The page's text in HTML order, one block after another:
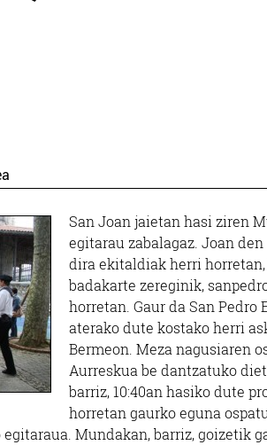
San Joan jaietan hasi ziren
egitarau zabalagaz. Joan
dira ekitaldiak herri
badakarte zereginik,
horretan. Gaur da San Pedro
aterako dute kostako herri
Bermeon. Meza nagusiaren
Aurreskua be dantzatuko
barriz, 10:40an hasiko dute
horretan gaurko eguna
Mundakan, barriz, goizetik